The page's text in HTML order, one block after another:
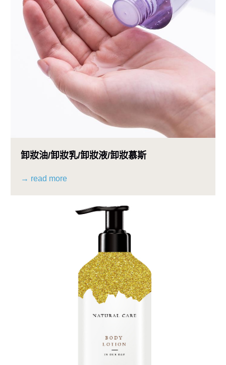
卸妝油/卸妝乳/卸妝液/卸妝慕斯
→ read more